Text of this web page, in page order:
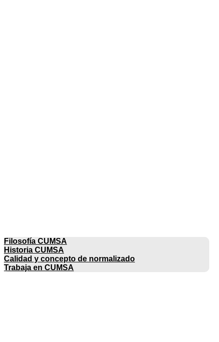
Filosofía CUMSA
Historia CUMSA
Calidad y concepto de normalizado
Trabaja en CUMSA